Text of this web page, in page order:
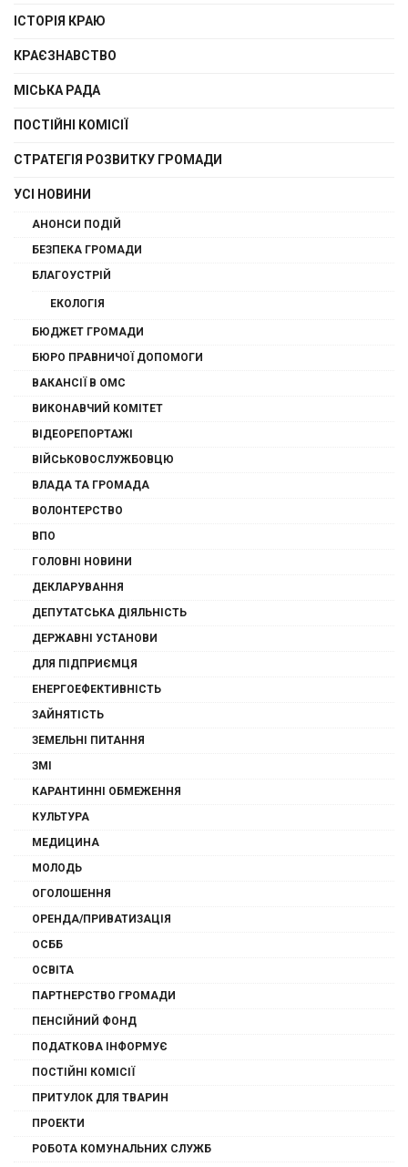
ІСТОРІЯ КРАЮ
КРАЄЗНАВСТВО
МІСЬКА РАДА
ПОСТІЙНІ КОМІСІЇ
СТРАТЕГІЯ РОЗВИТКУ ГРОМАДИ
УСІ НОВИНИ
АНОНСИ ПОДІЙ
БЕЗПЕКА ГРОМАДИ
БЛАГОУСТРІЙ
ЕКОЛОГІЯ
БЮДЖЕТ ГРОМАДИ
БЮРО ПРАВНИЧОЇ ДОПОМОГИ
ВАКАНСІЇ В ОМС
ВИКОНАВЧИЙ КОМІТЕТ
ВІДЕОРЕПОРТАЖІ
ВІЙСЬКОВОСЛУЖБОВЦЮ
ВЛАДА ТА ГРОМАДА
ВОЛОНТЕРСТВО
ВПО
ГОЛОВНІ НОВИНИ
ДЕКЛАРУВАННЯ
ДЕПУТАТСЬКА ДІЯЛЬНІСТЬ
ДЕРЖАВНІ УСТАНОВИ
ДЛЯ ПІДПРИЄМЦЯ
ЕНЕРГОЕФЕКТИВНІСТЬ
ЗАЙНЯТІСТЬ
ЗЕМЕЛЬНІ ПИТАННЯ
ЗМІ
КАРАНТИННІ ОБМЕЖЕННЯ
КУЛЬТУРА
МЕДИЦИНА
МОЛОДЬ
ОГОЛОШЕННЯ
ОРЕНДА/ПРИВАТИЗАЦІЯ
ОСББ
ОСВІТА
ПАРТНЕРСТВО ГРОМАДИ
ПЕНСІЙНИЙ ФОНД
ПОДАТКОВА ІНФОРМУЄ
ПОСТІЙНІ КОМІСІЇ
ПРИТУЛОК ДЛЯ ТВАРИН
ПРОЕКТИ
РОБОТА КОМУНАЛЬНИХ СЛУЖБ